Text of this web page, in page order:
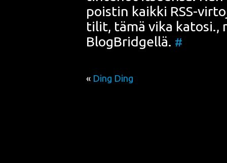
pois­tin kaik­ki RSS-
tilit, tämä vika kato­si.,
Blog­Brid­gel­lä. #
« Ding Ding